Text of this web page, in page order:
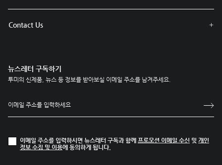
Contact Us
뉴스레터 구독하기
투미의 신제품, 뉴스 등 정보를 받아보실 이메일 주소를 남겨주세요.
이메일 주소를 입력하시면 뉴스레터 구독과 함께 프로모션 이메일 수신 및 개인
정보 수집 및 이용에 동의하게 됩니다.